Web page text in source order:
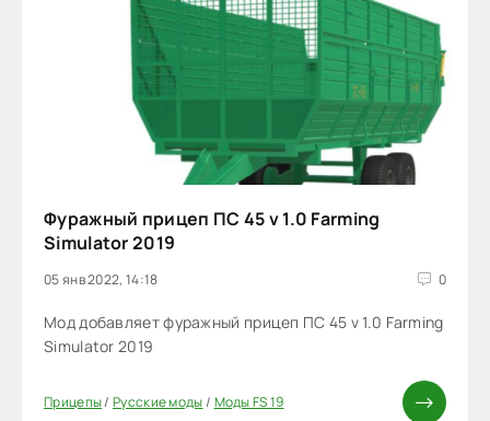
Фуражный прицеп ПС 45 v 1.0 Farming
Simulator 2019
05 янв 2022, 14:18 0
Мод добавляет фуражный прицеп ПС 45 v 1.0 Farming
Simulator 2019
Прицепы/Русские моды/ Моды FS 19